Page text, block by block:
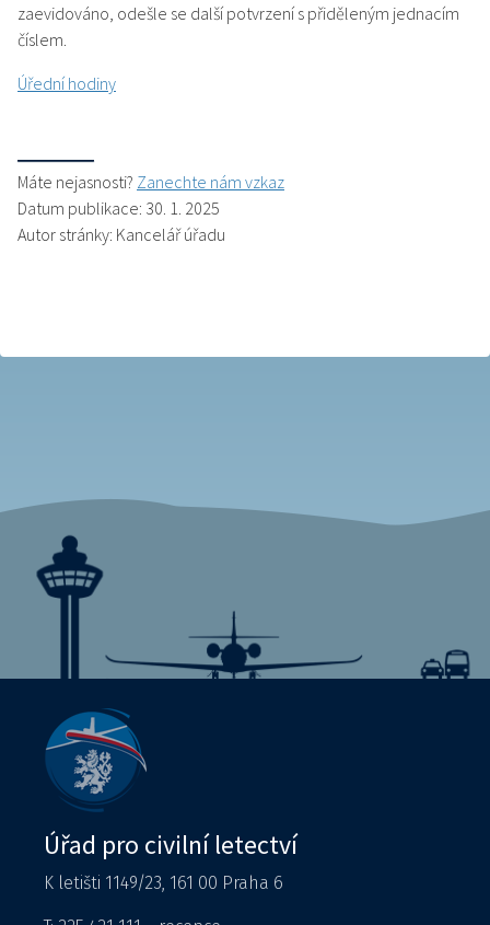
zaevidováno, odešle se další potvrzení s přiděleným jednacím
číslem.
Úřední hodiny
Máte nejasnosti? Zanechte nám vzkaz
Datum publikace: 30. 1. 2025
Autor stránky: Kancelář úřadu
Úřad pro civilní letectví
K letišti 1149/23, 161 00 Praha 6